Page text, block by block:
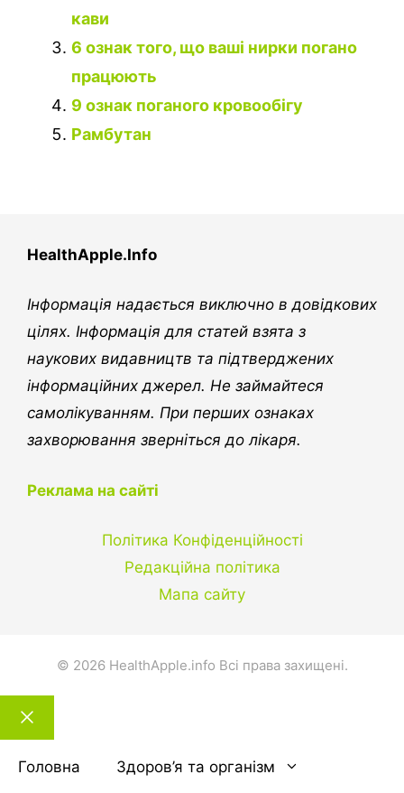
кави
6 ознак того, що ваші нирки погано
працюють
9 ознак поганого кровообігу
Рамбутан
HealthApple.Info
Інформація надається виключно в довідкових
цілях. Інформація для статей взята з
наукових видавництв та підтверджених
інформаційних джерел. Не займайтеся
самолікуванням. При перших ознаках
захворювання зверніться до лікаря.
Реклама на сайті
Політика Конфіденційності
Редакційна політика
Мапа сайту
© 2026 HealthApple.info Всі права захищені.
Закрити
тему
Головна Здоров’я та організм